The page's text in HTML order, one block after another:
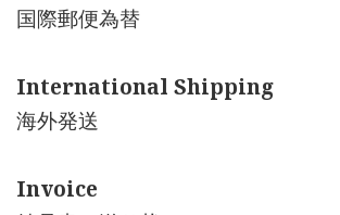
国際郵便為替
International Shipping
海外発送
Invoice